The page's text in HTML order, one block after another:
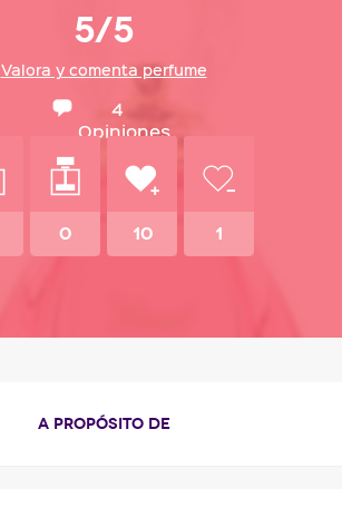
5/5
Valora y comenta perfume
4
Opiniones
0 10 1
A PROPÓSITO DE